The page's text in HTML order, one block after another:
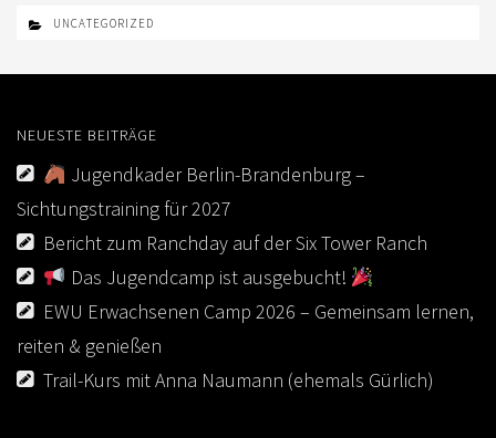
UNCATEGORIZED
NEUESTE BEITRÄGE
Jugendkader Berlin-Brandenburg –
Sichtungstraining für 2027
Bericht zum Ranchday auf der Six Tower Ranch
Das Jugendcamp ist ausgebucht!
EWU Erwachsenen Camp 2026 – Gemeinsam lernen,
reiten & genießen
Trail-Kurs mit Anna Naumann (ehemals Gürlich)